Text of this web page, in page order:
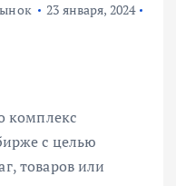
23 января, 2024
комплекс
с целью
товаров или